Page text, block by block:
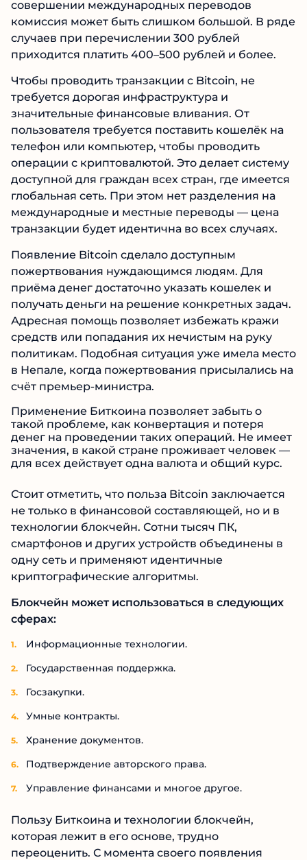
совершении международных переводов
комиссия может быть слишком большой. В ряде
случаев при перечислении 300 рублей
приходится платить 400–500 рублей и более.
Чтобы проводить транзакции с Bitcoin, не
требуется дорогая инфраструктура и
значительные финансовые вливания. От
пользователя требуется поставить кошелёк на
телефон или компьютер, чтобы проводить
операции с криптовалютой. Это делает систему
доступной для граждан всех стран, где имеется
глобальная сеть. При этом нет разделения на
международные и местные переводы — цена
транзакции будет идентична во всех случаях.
Появление Bitcoin сделало доступным
пожертвования нуждающимся людям. Для
приёма денег достаточно указать кошелек и
получать деньги на решение конкретных задач.
Адресная помощь позволяет избежать кражи
средств или попадания их нечистым на руку
политикам. Подобная ситуация уже имела место
в Непале, когда пожертвования присылались на
счёт премьер-министра.
Применение Биткоина позволяет забыть о
такой проблеме, как конвертация и потеря
денег на проведении таких операций. Не имеет
значения, в какой стране проживает человек —
для всех действует одна валюта и общий курс.
Стоит отметить, что польза Bitcoin заключается
не только в финансовой составляющей, но и в
технологии блокчейн. Сотни тысяч ПК,
смартфонов и других устройств объединены в
одну сеть и применяют идентичные
криптографические алгоритмы.
Блокчейн может использоваться в следующих
сферах:
Информационные технологии.
Государственная поддержка.
Госзакупки.
Умные контракты.
Хранение документов.
Подтверждение авторского права.
Управление финансами и многое другое.
Пользу Биткоина и технологии блокчейн,
которая лежит в его основе, трудно
переоценить. С момента своего появления